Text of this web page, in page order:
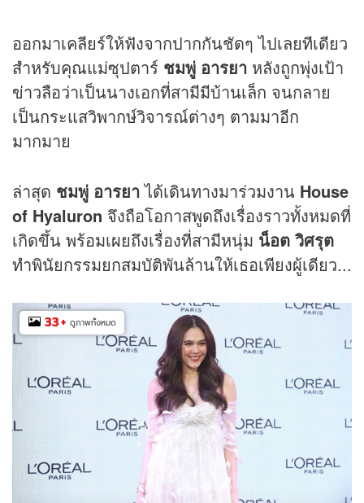
ออกมาเคลียร์ให้ฟังจากปากกันชัดๆ ไปเลยทีเดียว
สำหรับคุณแม่ซุปตาร์ ชมพู่ อารยา หลังถูกพุ่งเป้า
ข่าวลือว่าเป็นนางเอกที่สามีมีบ้านเล็ก จนกลาย
เป็นกระแสวิพากษ์วิจารณ์ต่างๆ ตามมาอีก
มากมาย
ล่าสุด ชมพู่ อารยาได้เดินทางมาร่วมงาน House
of Hyaluron จึงถือโอกาสพูดถึงเรื่องราวทั้งหมดที่
เกิดขึ้น พร้อมเผยถึงเรื่องที่สามีหนุ่ม น็อต วิศรุต
ทำพินัยกรรมยกสมบัติพันล้านให้เธอเพียงผู้เดียว...
33+ ดูภาพทั้งหมด